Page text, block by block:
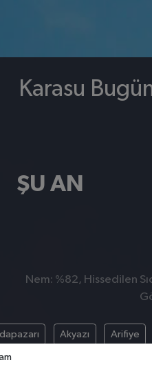
Karasu
ŞU AN
Nem: %82, Hissedilen
Akyazı Arifiye